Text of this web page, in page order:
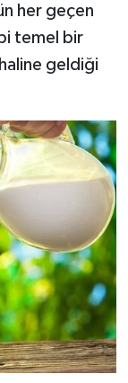
her geçen
temel bir
geldiği